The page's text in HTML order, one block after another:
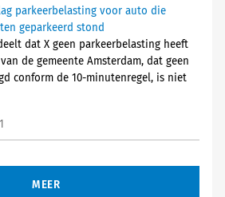
parkeerbelasting voor auto die
geparkeerd stond
dat X geen parkeerbelasting heeft
de gemeente Amsterdam, dat geen
conform de 10-minutenregel, is niet
MEER